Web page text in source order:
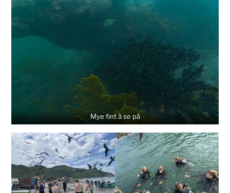
Mye fint å se på